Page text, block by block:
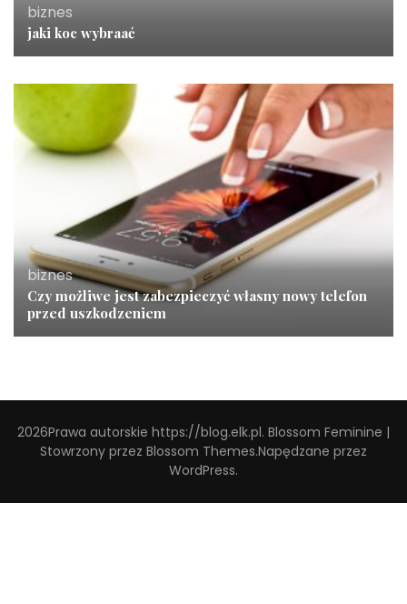
biznes
jaki koc wybraać
biznes
Czy możliwe jest zabezpieczyć własny nowy telefon
przed uszkodzeniem
2026Prawa autorskie https://blog.elk.pl. Blossom Feminine |
Stowrzony przez Blossom Themes.Napędzane przez
WordPress.